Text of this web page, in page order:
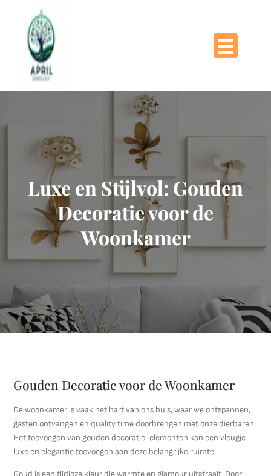
Luxe en Stijlvol: Gouden
Decoratie voor de
Woonkamer
Gouden Decoratie voor de Woonkamer
De woonkamer is vaak het hart van ons huis, waar we ontspannen,
gasten ontvangen en quality time doorbrengen met onze dierbaren.
Het toevoegen van gouden decoratie-elementen kan een vleugje
luxe en elegantie toevoegen aan deze belangrijke ruimte.
Goud is een tijdloze kleur die warmte en glamour uitstraalt. Door